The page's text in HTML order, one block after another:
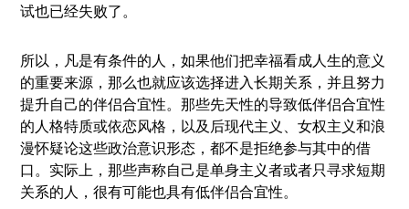
试也已经失败了。
所以，凡是有条件的人，如果他们把幸福看成人生的意义
的重要来源，那么也就应该选择进入长期关系，并且努力
提升自己的伴侣合宜性。那些先天性的导致低伴侣合宜性
的人格特质或依恋风格，以及后现代主义、女权主义和浪
漫怀疑论这些政治意识形态，都不是拒绝参与其中的借
口。实际上，那些声称自己是单身主义者或者只寻求短期
关系的人，很有可能也具有低伴侣合宜性。